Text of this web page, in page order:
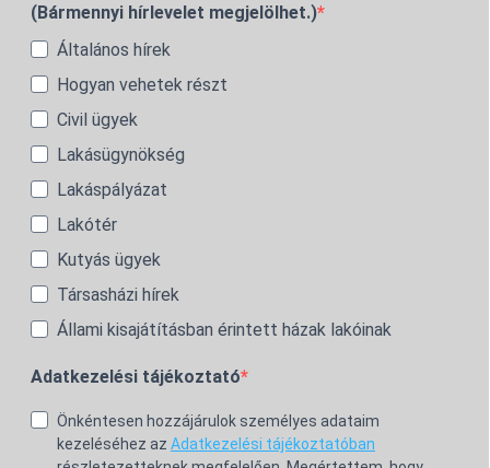
(Bármennyi hírlevelet megjelölhet.)
Általános hírek
Hogyan vehetek részt
Civil ügyek
Lakásügynökség
Lakáspályázat
Lakótér
Kutyás ügyek
Társasházi hírek
Állami kisajátításban érintett házak lakóinak
Adatkezelési tájékoztató
Önkéntesen hozzájárulok személyes adataim
kezeléséhez az Adatkezelési tájékoztatóban